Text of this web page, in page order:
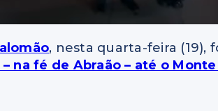
, nesta quarta-feira (19),
na fé de Abraão – até o